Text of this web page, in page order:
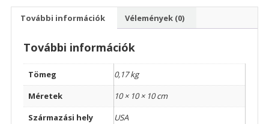
(
Elegance
mennyiség
További információk Vélemények (0)
További információk
Tömeg
0,17 kg
Méretek
10 × 10 × 10 cm
Származási hely
USA